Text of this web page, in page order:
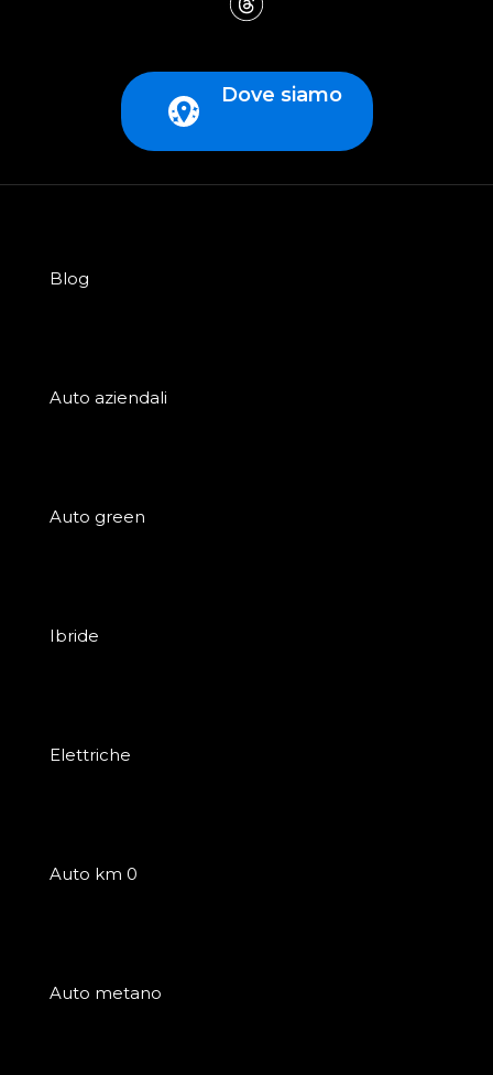
Dove siamo
Blog
Auto aziendali
Auto green
Ibride
Elettriche
Auto km 0
Auto metano